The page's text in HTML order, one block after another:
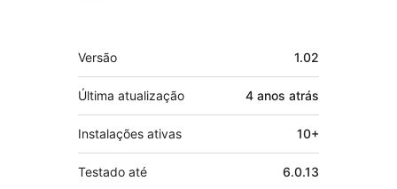
Meta
Versão 1.02
Última atualização 4 anos atrás
Instalações ativas 10+
Testado até 6.0.13